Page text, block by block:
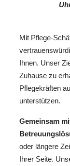
Mit Pflege-
Ihnen. Unser
Zuhause zu
Pflegekräften
unterstützen.
Gemeinsam
oder längere
Ihrer Seite.